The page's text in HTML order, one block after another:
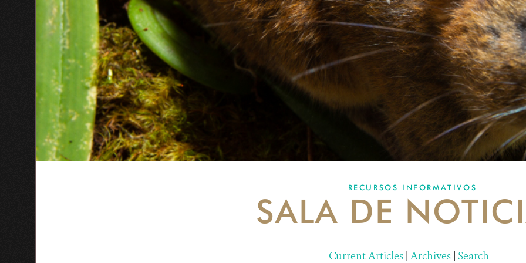
RECURSOS INFORMATIVOS
SALA DE
Current Articles | Archives | Search